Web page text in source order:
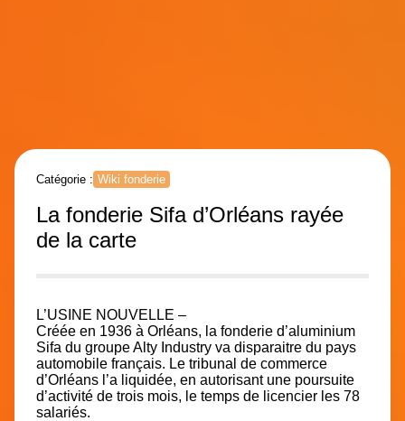
Catégorie : Wiki fonderie
La fonderie Sifa d’Orléans rayée
de la carte
L’USINE NOUVELLE –
Créée en 1936 à Orléans, la fonderie d’aluminium
Sifa du groupe Alty Industry va disparaitre du pays
automobile français. Le tribunal de commerce
d’Orléans l’a liquidée, en autorisant une poursuite
d’activité de trois mois, le temps de licencier les 78
salariés.